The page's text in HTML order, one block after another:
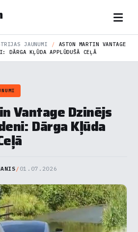
JAUNUMI /
ASTON MARTIN VANTAGE
DĀRGA KĻŪDA APPLŪDUŠĀ CEĻĀ
Vantage Dzinējs
Dārga Kļūda
/ 01.07.2026